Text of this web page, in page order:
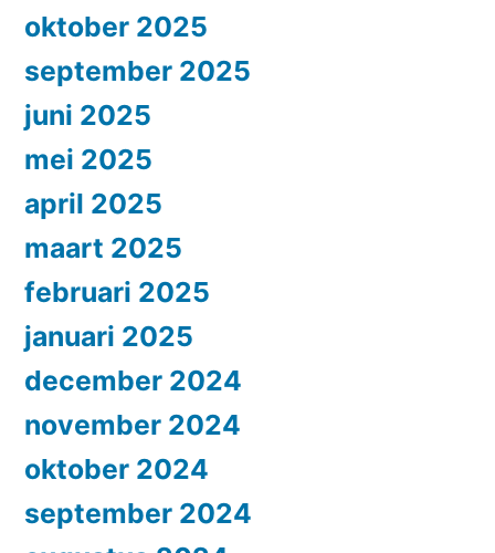
oktober 2025
september 2025
juni 2025
mei 2025
april 2025
maart 2025
februari 2025
januari 2025
december 2024
november 2024
oktober 2024
september 2024